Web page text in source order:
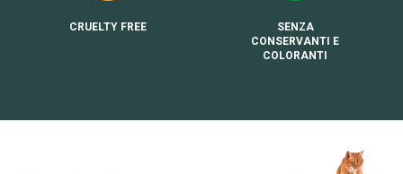
CRUELTY FREE
SENZA
CONSERVANTI E
COLORANTI